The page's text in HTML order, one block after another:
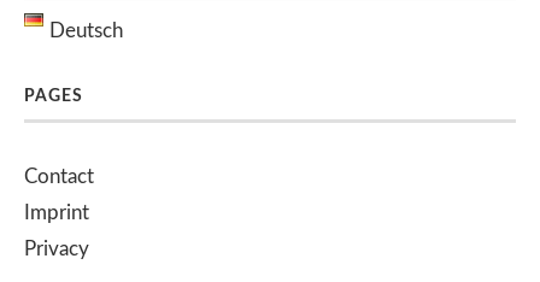
Deutsch
PAGES
Contact
Imprint
Privacy